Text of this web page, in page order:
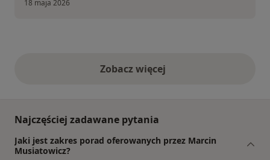
18 maja 2026
Zobacz więcejopinie powyżej
Najczęściej zadawane pytania
Jaki jest zakres porad oferowanych przez Marcin
Musiatowicz?